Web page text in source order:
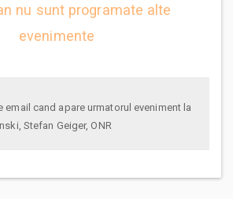
nu sunt programate alte
evenimente
Stefan Geiger, ONR